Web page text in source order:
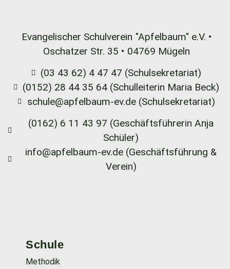
Evangelischer Schulverein "Apfelbaum" e.V. •
Oschatzer Str. 35 • 04769 Mügeln
(03 43 62) 4 47 47 (Schulsekretariat)
(0152) 28 44 35 64 (Schulleiterin Maria Beck)
schule@apfelbaum-ev.de (Schulsekretariat)
(0162) 6 11 43 97 (Geschäftsführerin Anja
Schüler)
info@apfelbaum-ev.de (Geschäftsführung &
Verein)
Schule
Methodik